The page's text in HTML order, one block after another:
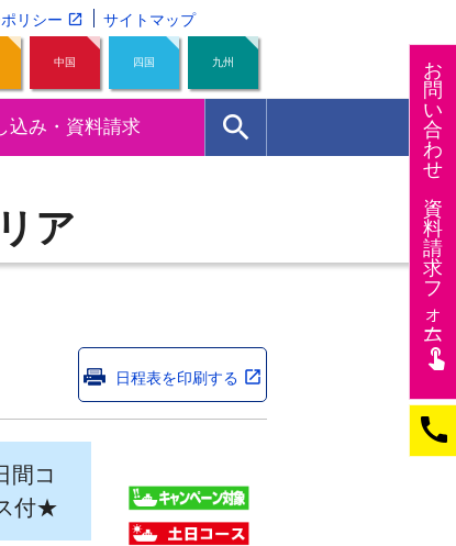
リシー サイトマップ
中国 四国 九州
込み・資料請求 search
お
問
い
合
わ
せ
資
料
請
求
フ
ォー
ム
touch_app
call
ア
日程表を印刷する
間コ
付★